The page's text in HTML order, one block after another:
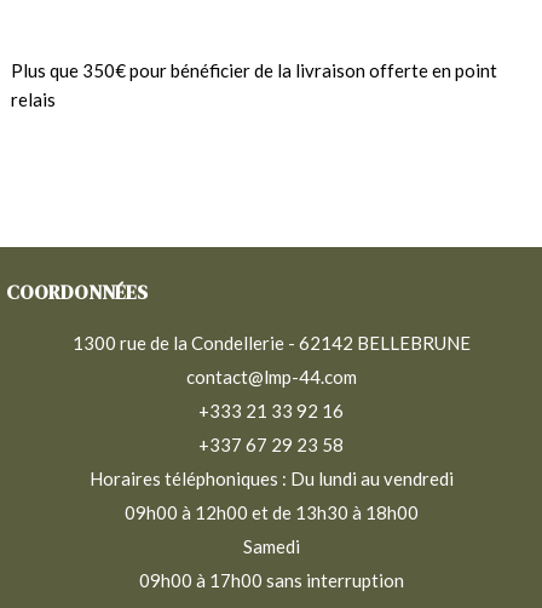
Plus que 350€ pour bénéficier de la livraison offerte en point
relais
COORDONNÉES
1300 rue de la Condellerie - 62142 BELLEBRUNE
contact@lmp-44.com
+333 21 33 92 16
+337 67 29 23 58
Horaires téléphoniques : Du lundi au vendredi
09h00 à 12h00 et de 13h30 à 18h00
Samedi
09h00 à 17h00 sans interruption